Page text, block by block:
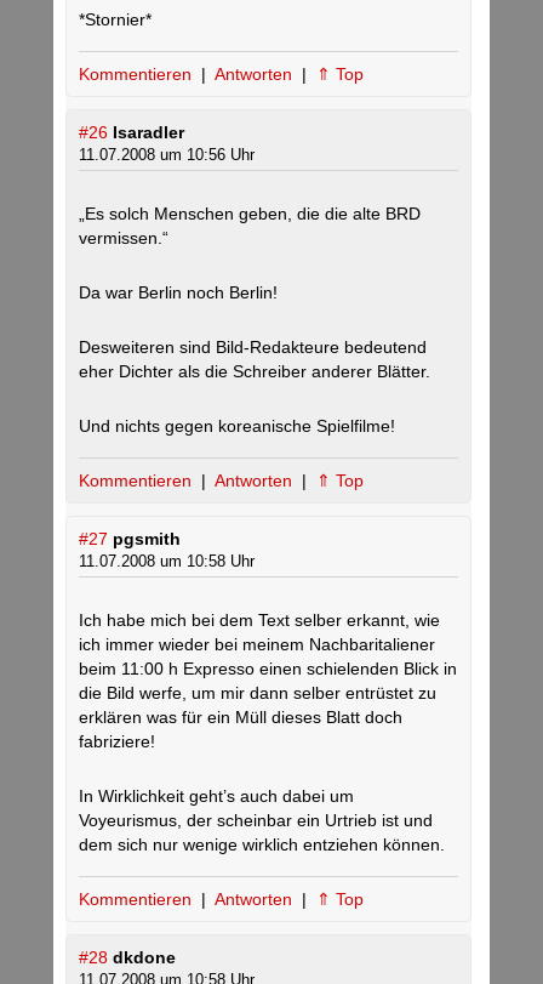
*Stornier*
Kommentieren | Antworten | ⇑ Top
#26 Isaradler
11.07.2008 um 10:56 Uhr
„Es solch Menschen geben, die die alte BRD
vermissen.“
Da war Berlin noch Berlin!
Desweiteren sind Bild-Redakteure bedeutend
eher Dichter als die Schreiber anderer Blätter.
Und nichts gegen koreanische Spielfilme!
Kommentieren | Antworten | ⇑ Top
#27 pgsmith
11.07.2008 um 10:58 Uhr
Ich habe mich bei dem Text selber erkannt, wie
ich immer wieder bei meinem Nachbaritaliener
beim 11:00 h Expresso einen schielenden Blick in
die Bild werfe, um mir dann selber entrüstet zu
erklären was für ein Müll dieses Blatt doch
fabriziere!
In Wirklichkeit geht’s auch dabei um
Voyeurismus, der scheinbar ein Urtrieb ist und
dem sich nur wenige wirklich entziehen können.
Kommentieren | Antworten | ⇑ Top
#28 dkdone
11.07.2008 um 10:58 Uhr